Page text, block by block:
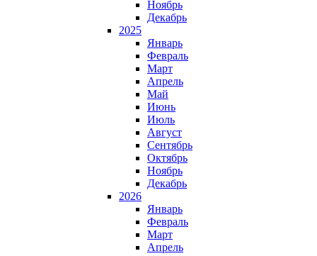
Ноябрь
Декабрь
2025
Январь
Февраль
Март
Апрель
Май
Июнь
Июль
Август
Сентябрь
Октябрь
Ноябрь
Декабрь
2026
Январь
Февраль
Март
Апрель